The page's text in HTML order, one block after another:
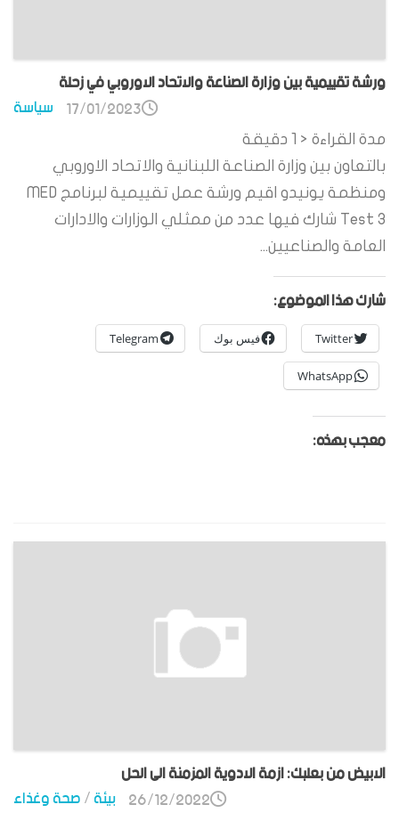
ورشة تقييمية بين وزارة الصناعة والاتحاد الاوروبي في زحلة
سياسة 17/01/2023
مدة القراءة < 1
دقيقة
بالتعاون بين وزارة الصناعة اللبنانية والاتحاد الاوروبي
ومنظمة يونيدو اقيم ورشة عمل تقييمية لبرنامج MED
Test 3 شارك فيها عدد من ممثلي الوزارات والادارات
العامة والصناعيين...
شارك هذا الموضوع:
Twitter فيس بوك Telegram
WhatsApp
معجب بهذه:
الابيض من بعلبك: ازمة الادوية المزمنة الى الحل
بيئة/صحة وغذاء 26/12/2022